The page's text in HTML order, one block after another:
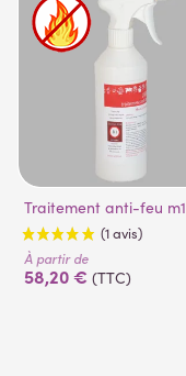
Traitement anti-feu m1
À partir de
58,20 € (TTC)